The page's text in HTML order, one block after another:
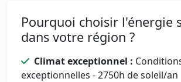
Pourquoi choisir l'énergie
dans votre région ?
Climat exceptionnel :
exceptionnelles - 2750h de soleil/an